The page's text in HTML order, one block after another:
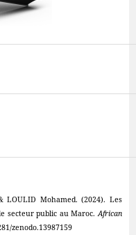
LOULID Mohamed. (2024). Les
secteur public au Maroc.African
zenodo.13987159